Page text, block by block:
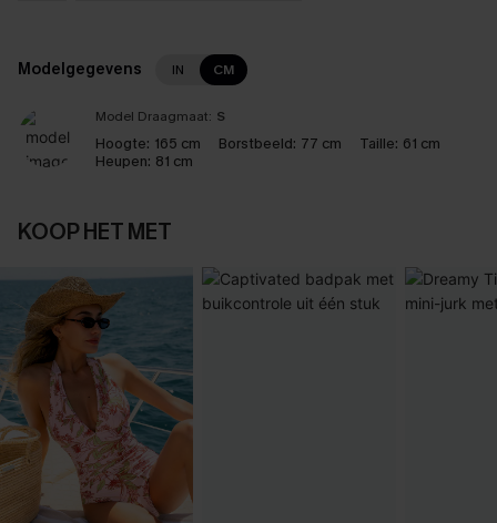
Modelgegevens IN CM
Model Draagmaat: S
Hoogte: 165 cm Borstbeeld: 77 cm Taille: 61 cm
Heupen: 81 cm
KOOP HET MET